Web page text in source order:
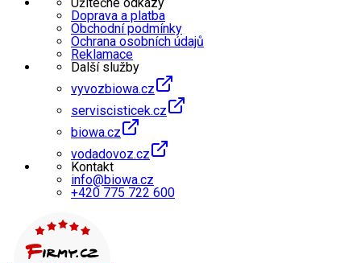
Doprava a platba
Obchodní podmínky
Ochrana osobních údajů
Reklamace
Další služby
vyvozbiowa.cz
serviscisticek.cz
biowa.cz
vodadovoz.cz
Kontakt
info@biowa.cz
+420 775 722 600